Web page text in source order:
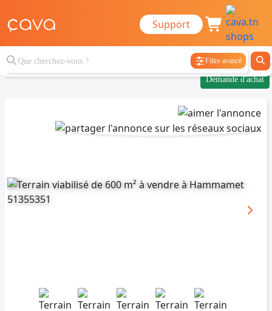
Support
Filtre avancé
Demande d'achat